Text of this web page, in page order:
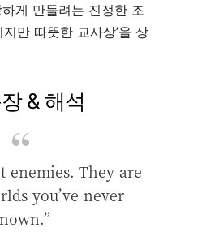
게 만들려는 진정한 조
지만 따뜻한 교사상’을 상
& 해석
enemies. They are
you’ve never